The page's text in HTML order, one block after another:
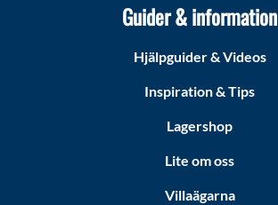
Guider & information
Hjälpguider & Videos
Inspiration & Tips
Lagershop
Lite om oss
Villaägarna